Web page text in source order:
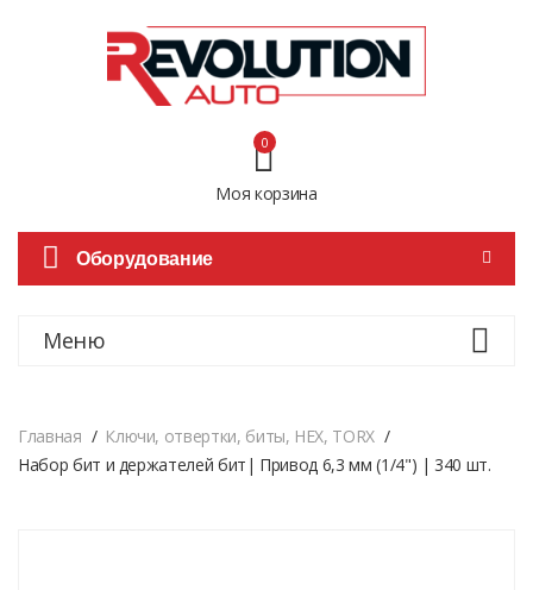
Моя корзина
0
Оборудование
Меню
Главная
Ключи, отвертки, биты, HEX, TORX
Набор бит и держателей бит| Привод 6,3 мм (1/4") | 340 шт.